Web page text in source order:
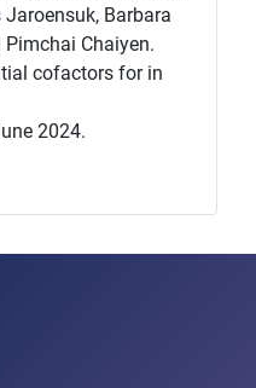
Barbara
Chaiyen.
cofactors for in
2024.